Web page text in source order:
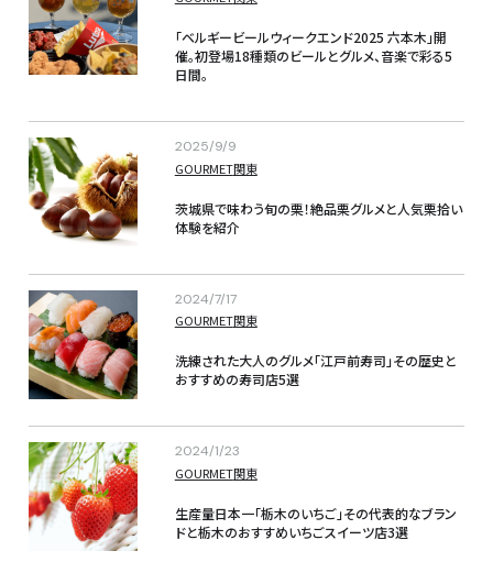
「ベルギービールウィークエンド2025 六本木」開
催。初登場18種類のビールとグルメ、音楽で彩る5
日間。
2025/9/9
GOURMET関東
茨城県で味わう旬の栗！絶品栗グルメと人気栗拾い
体験を紹介
2024/7/17
GOURMET関東
洗練された大人のグルメ「江戸前寿司」その歴史と
おすすめの寿司店5選
2024/1/23
GOURMET関東
生産量日本一「栃木のいちご」その代表的なブラン
ドと栃木のおすすめいちごスイーツ店3選